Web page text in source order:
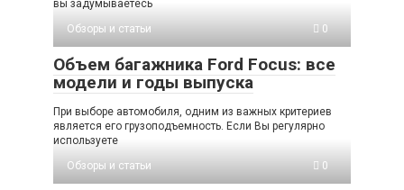
вы задумываетесь
Обзоры и статьи
0
Объем багажника Ford Focus: все
модели и годы выпуска
При выборе автомобиля, одним из важных критериев
является его грузоподъемность. Если Вы регулярно
используете
Обзоры и статьи
0